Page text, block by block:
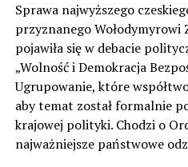
Sprawa najwyższego
przyznanego Wołodymyrowi
pojawiła się w debacie
„Wolność i Demokracja
Ugrupowanie, które
aby temat został formalnie
krajowej polityki. Chodzi o
najważniejsze państwowe